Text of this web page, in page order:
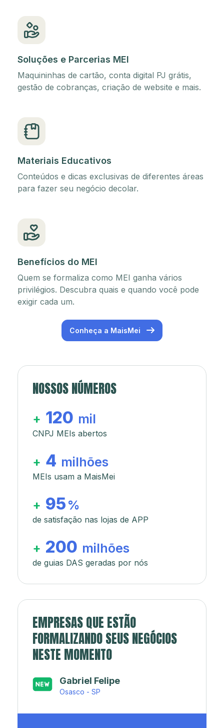
Soluções e Parcerias MEI
Maquininhas de cartão, conta digital PJ grátis,
gestão de cobranças, criação de website e mais.
Materiais Educativos
Conteúdos e dicas exclusivas de diferentes áreas
para fazer seu negócio decolar.
Benefícios do MEI
Quem se formaliza como MEI ganha vários
privilégios. Descubra quais e quando você pode
exigir cada um.
Conheça a MaisMei
NOSSOS NÚMEROS
+ 120 mil
CNPJ MEIs abertos
+ 4 milhões
MEIs usam a MaisMei
+ 95 %
de satisfação nas lojas de APP
+ 200 milhões
de guias DAS geradas por nós
EMPRESAS QUE ESTÃO
FORMALIZANDO SEUS NEGÓCIOS
NESTE MOMENTO
Japa’s açaí e sorveteria
Rio de Janeiro - RJ